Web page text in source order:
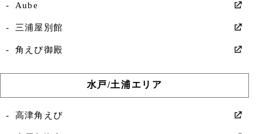
Aube
三浦屋別館
角えび御殿
水戸/土浦エリア
高津角えび